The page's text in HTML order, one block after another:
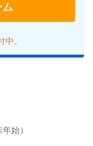
。
始）